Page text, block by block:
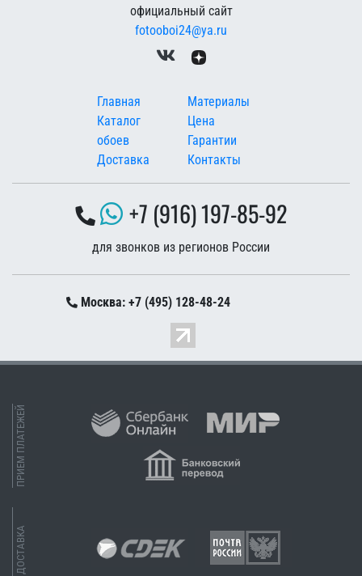
официальный сайт
fotooboi24@ya.ru
Меню в подвале
Главная
Каталог
обоев
Доставка
Материалы
Цена
Гарантии
Контакты
+7 (916) 197-85-92
для звонков из регионов России
Москва: +7 (495) 128-48-24
ПРИЕМ ПЛАТЕЖЕЙ
ДОСТАВКА